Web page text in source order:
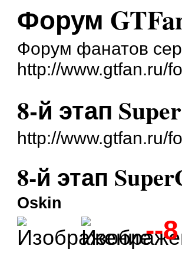
Форум
Форум фанатов
http://www.gtfan.ru/
8-й этап
http://www.gtfan.ru/
8-й этап
Oskin
--